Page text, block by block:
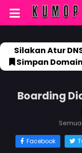
Silakan Atur
Simpan
Boarding
Facebook